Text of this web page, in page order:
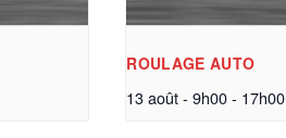
ROULAGE AUTO
13 août - 9h00- 17h00